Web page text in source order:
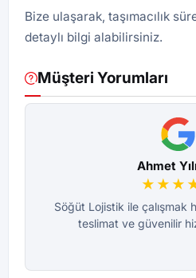
Bize ulaşarak, taşımacılık
detaylı bilgi alabilirsiniz.
Müşteri Yorumları
Ahmet
Söğüt Lojistik ile çalışmak
teslimat ve güvenilir